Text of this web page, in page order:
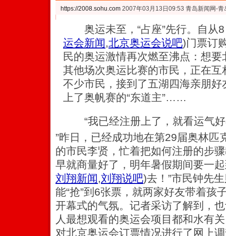
https://2008.sohu.com 2007年03月13日09:53 青岛新闻网-青
奥运未至，“占座”先行。自从8
运会新闻,北京奥运会说吧)门票订
民的奥运激情再次燃至沸点：想要
其他场次奥运比赛的市民，正在
不少市民，接到了五湖四海亲朋好
上了奥帆赛的“东道主”……
“我已经注册上了，就看运气好
”昨日，已经成功地在第29届奥林匹
的市民李贤，忙着把如何注册的步
早就商量好了，明年暑假期间要一
刘翔新闻,刘翔说吧)去！”市民钟先
能“抢”到6张票，就两家好友带着孩
开幕式的气氛。记者采访了解到，
人最想观看的奥运会项目都和水有
对北京奥运会订票情况进行了网上